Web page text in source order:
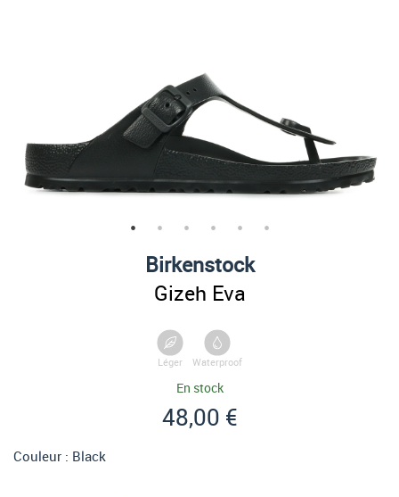
Birkenstock
Gizeh Eva
Léger Waterproof
En stock
48,00 €
Couleur : Black